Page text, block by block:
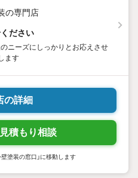
の専門店
ださい
ニーズにしっかりとお応えさせ
ます
の詳細
積もり相談
塗装の窓口」に移動します